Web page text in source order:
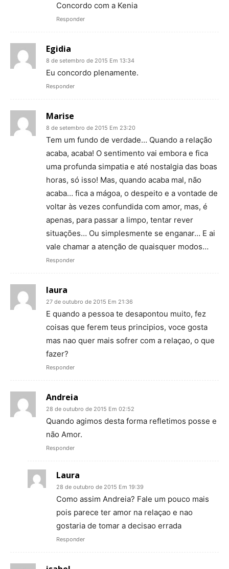
Concordo com a Kenia
Responder
Egidia
8 de setembro de 2015 Em 13:34
Eu concordo plenamente.
Responder
Marise
8 de setembro de 2015 Em 23:20
Tem um fundo de verdade… Quando a relação
acaba, acaba! O sentimento vai embora e fica
uma profunda simpatia e até nostalgia das boas
horas, só isso! Mas, quando acaba mal, não
acaba… fica a mágoa, o despeito e a vontade de
voltar às vezes confundida com amor, mas, é
apenas, para passar a limpo, tentar rever
situações… Ou simplesmente se enganar… E ai
vale chamar a atenção de quaisquer modos…
Responder
laura
27 de outubro de 2015 Em 21:36
E quando a pessoa te desapontou muito, fez
coisas que ferem teus principios, voce gosta
mas nao quer mais sofrer com a relaçao, o que
fazer?
Responder
Andreia
28 de outubro de 2015 Em 02:52
Quando agimos desta forma refletimos posse e
não Amor.
Responder
Laura
28 de outubro de 2015 Em 19:39
Como assim Andreia? Fale um pouco mais
pois parece ter amor na relaçao e nao
gostaria de tomar a decisao errada
Responder